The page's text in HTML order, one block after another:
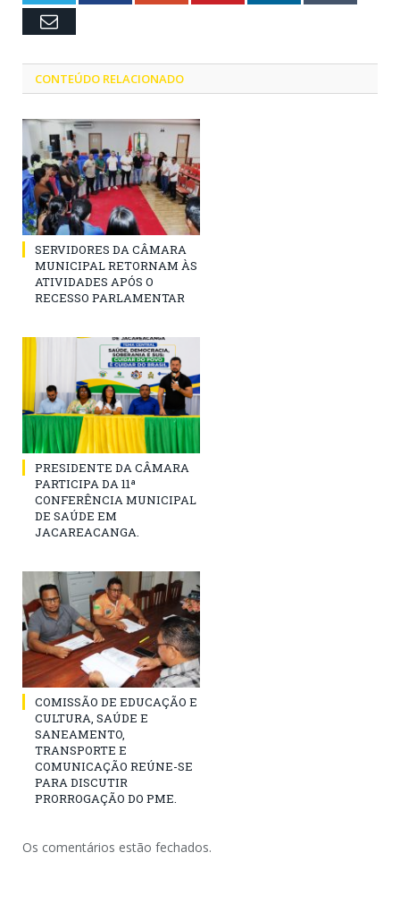
Email
CONTEÚDO RELACIONADO
SERVIDORES DA CÂMARA
MUNICIPAL RETORNAM ÀS
ATIVIDADES APÓS O
RECESSO PARLAMENTAR
PRESIDENTE DA CÂMARA
PARTICIPA DA 11ª
CONFERÊNCIA MUNICIPAL
DE SAÚDE EM
JACAREACANGA.
COMISSÃO DE EDUCAÇÃO E
CULTURA, SAÚDE E
SANEAMENTO,
TRANSPORTE E
COMUNICAÇÃO REÚNE-SE
PARA DISCUTIR
PRORROGAÇÃO DO PME.
Os comentários estão fechados.